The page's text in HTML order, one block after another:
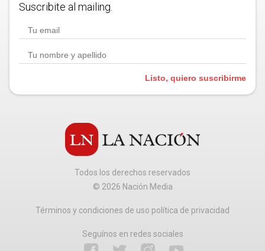
Suscribite al mailing.
Listo, quiero suscribirme
Todos los derechos reservados
© 2026 Nación Media
Términos y condiciones de uso política de privacidad
Seguínos en redes sociales